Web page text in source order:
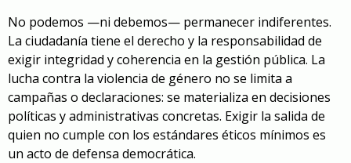
No podemos —ni debemos— permanecer indiferentes.
La ciudadanía tiene el derecho y la responsabilidad de
exigir integridad y coherencia en la gestión pública. La
lucha contra la violencia de género no se limita a
campañas o declaraciones: se materializa en decisiones
políticas y administrativas concretas. Exigir la salida de
quien no cumple con los estándares éticos mínimos es
un acto de defensa democrática.